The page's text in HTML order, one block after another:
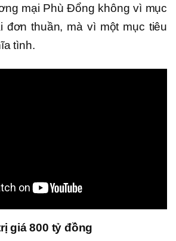
mại Phù Đổng không vì mục
đơn thuần, mà vì một mục tiêu
tình.
giá 800 tỷ đồng